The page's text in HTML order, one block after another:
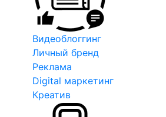
Видеоблоггинг
Личный бренд
Реклама
Digital маркетинг
Креатив